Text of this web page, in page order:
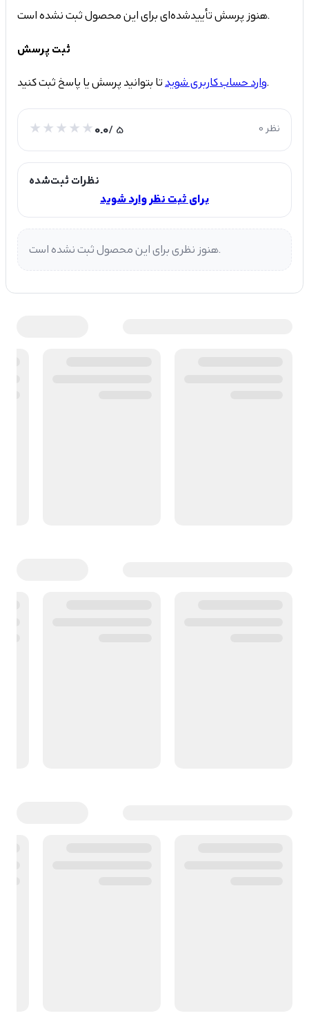
هنوز پرسش تأییدشده‌ای برای این محصول ثبت نشده است.
ثبت پرسش
وارد حساب کاربری شویدتا بتوانید پرسش یا پاسخ ثبت کنید.
0.0/ 5 0 نظر
نظرات ثبت‌شده
برای ثبت نظر وارد شوید
هنوز نظری برای این محصول ثبت نشده است.